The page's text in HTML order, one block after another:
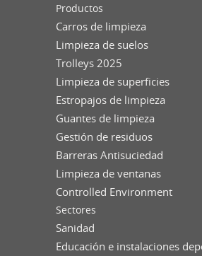
Productos
Carros de limpieza
Limpieza de suelos
Trolleys 2025
Limpieza de superficies
Estropajos de limpieza
Guantes de limpieza
Gestión de residuos
Barreras Antisuciedad
Limpieza de ventanas
Controlled Environment
Sectores
Sanidad
Educación e instalaciones